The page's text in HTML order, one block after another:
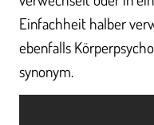
Einfachheit halber
ebenfalls
synonym.